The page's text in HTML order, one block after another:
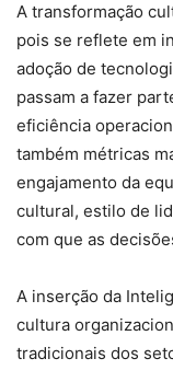
A transformação
pois se reflete em
adoção de
passam a fazer
eficiência
também métricas
engajamento da
cultural, estilo de
com que as
A inserção da
cultura
tradicionais dos